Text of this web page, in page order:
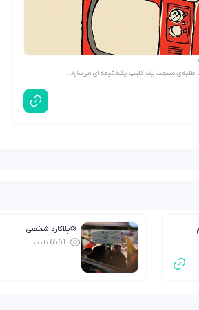
طلبه‌ی مسجد، یک کلیپ یک‌دقیقه‌ای می‌سازه…
💢پلاکارد شخصی
6561 بازدید